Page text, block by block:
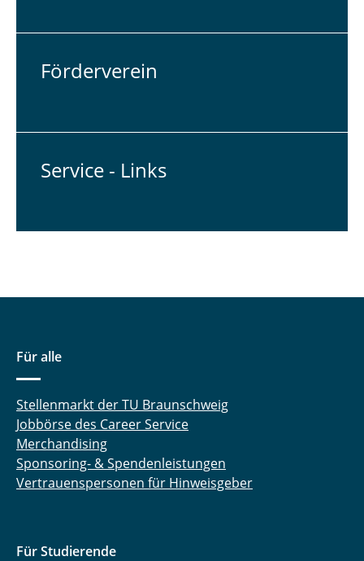
För­der­ver­ein
Service - Links
Für alle
Stellenmarkt der TU Braunschweig
Jobbörse des Career Service
Merchandising
Sponsoring- & Spendenleistungen
Vertrauenspersonen für Hinweisgeber
Für Studierende